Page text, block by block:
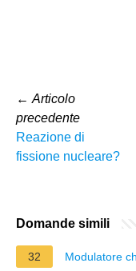
← Articolo
precedente
Reazione di
fissione nucleare?
Domande simili
32 Modulatore